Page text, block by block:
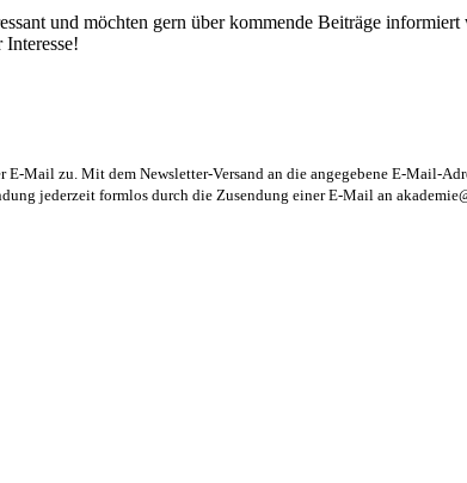
und möchten gern über kommende Beiträge
Mail zu. Mit dem Newsletter-Versand an die angegebene E-Mail-
jederzeit formlos durch die Zusendung einer E-Mail an